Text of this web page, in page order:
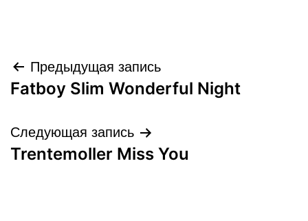
Навигация
по
записям
Предыдущая запись
Fatboy Slim Wonderful Night
Следующая запись
Trentemoller Miss You